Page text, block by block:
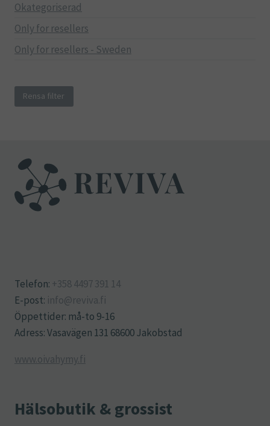
Okategoriserad
Only for resellers
Only for resellers - Sweden
Rensa filter
Telefon: +358 4497 391 14
E-post: info@reviva.fi
Öppettider: må-to 9-16
Adress: Vasavägen 131 68600 Jakobstad
www.oivahymy.fi
Hälsobutik & grossist